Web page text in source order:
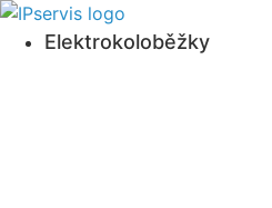
Přejít
Elektrokoloběžky